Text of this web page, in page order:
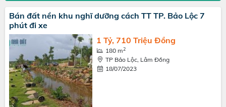
Bán đất nền khu nghĩ dưỡng cách TT TP. Bảo Lộc 7
phút đi xe
1 Tỷ, 710 Triệu Đồng
180 m2
TP Bảo Lộc, Lâm Đồng
18/07/2023